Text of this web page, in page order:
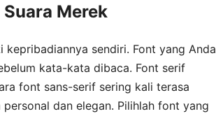
Merek
sendiri. Font yang Anda
kata-kata dibaca. Font serif
font sans-serif sering kali terasa
dan elegan. Pilihlah font yang